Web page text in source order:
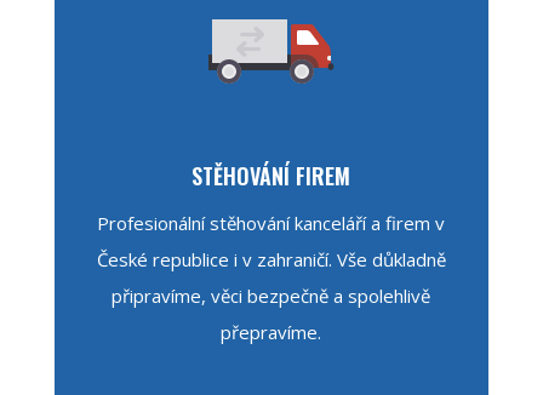
STĚHOVÁNÍ FIREM
Profesionální stěhování kanceláří a firem v
České republice i v zahraničí. Vše důkladně
připravíme, věci bezpečně a spolehlivě
přepravíme.